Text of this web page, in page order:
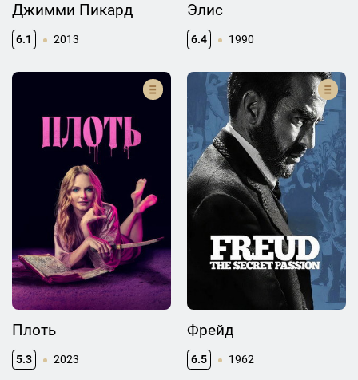
Джимми Пикард
6.1 2013
Элис
6.4 1990
Плоть
5.3 2023
Фрейд
6.5 1962